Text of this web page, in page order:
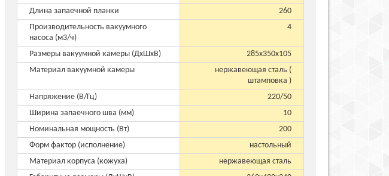
Длина запаечной планки
260
Производительность вакуумного
насоса (м3/ч)
4
Размеры вакуумной камеры (ДхШхВ)
285x350x105
Материал вакуумной камеры
нержавеющая сталь (
штамповка )
Напряжение (В/Гц)
220/50
Ширина запаечного шва (мм)
10
Номинальная мощность (Вт)
200
Форм фактор (исполнение)
настольный
Материал корпуса (кожуха)
нержавеющая сталь